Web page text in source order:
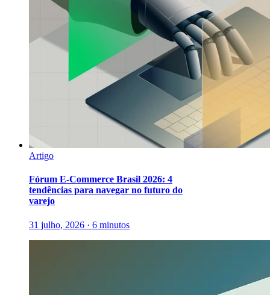
Artigo
Fórum E-Commerce Brasil 2026: 4
tendências para navegar no futuro do
varejo
31 julho, 2026 · 6 minutos